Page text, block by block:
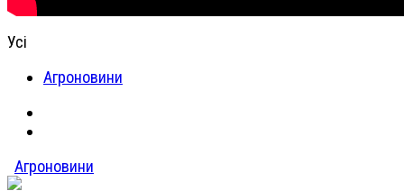
Усі
Агроновини
Агроновини